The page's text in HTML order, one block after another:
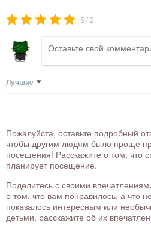
5 /2
Лучшие
Пожалуйста, оставьте подробный
чтобы другим людям было проще
посещения! Расскажите о том, что
планирует посещение.
Поделитесь с своими
о том, что вам понравилось, а что
показалось интересным или
детьми, расскажите об их